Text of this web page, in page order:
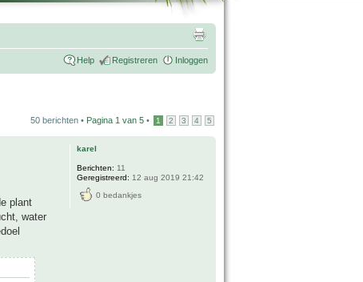
Help Registreren Inloggen
50 berichten • Pagina 1 van 5 • 1 2 3 4 5
plant
water
karel
Berichten: 11
Geregistreerd: 12 aug 2019 21:42
0 bedankjes